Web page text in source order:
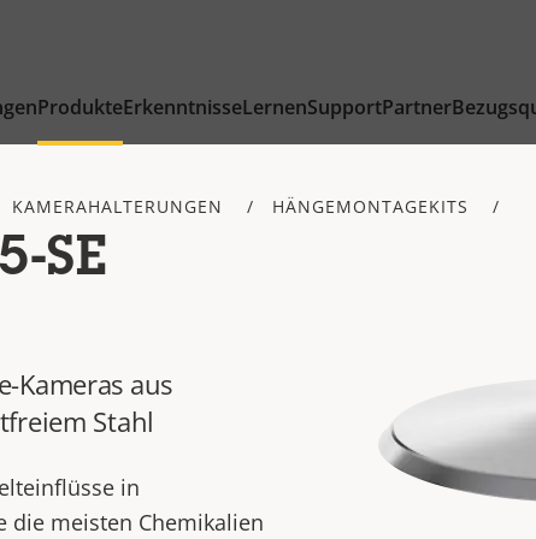
ProdukteErkenntnisseLernenSupportPartner
KAMERAHALTERUNGEN HÄNGEMONTAGEKITS
SE
Kameras aus
Stahl
in
die meisten Chemikalien